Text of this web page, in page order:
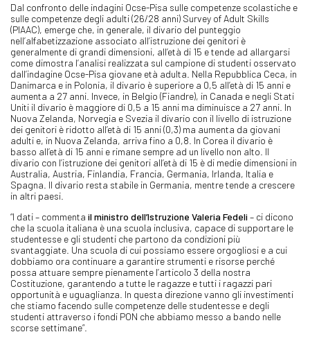
Dal confronto delle indagini Ocse-Pisa sulle competenze scolastiche e
sulle competenze degli adulti (26/28 anni) Survey of Adult Skills
(PIAAC), emerge che, in generale, il divario del punteggio
nell’alfabetizzazione associato all’istruzione dei genitori è
generalmente di grandi dimensioni, all’età di 15 e tende ad allargarsi
come dimostra l’analisi realizzata sul campione di studenti osservato
dall’indagine Ocse-Pisa giovane età adulta. Nella Repubblica Ceca, in
Danimarca e in Polonia, il divario è superiore a 0,5 all’età di 15 anni e
aumenta a 27 anni. Invece, in Belgio (Fiandre), in Canada e negli Stati
Uniti il divario è maggiore di 0,5 a 15 anni ma diminuisce a 27 anni. In
Nuova Zelanda, Norvegia e Svezia il divario con il livello di istruzione
dei genitori è ridotto all’età di 15 anni (0,3) ma aumenta da giovani
adulti e, in Nuova Zelanda, arriva fino a 0,8. In Corea il divario è
basso all’età di 15 anni e rimane sempre ad un livello non alto. Il
divario con l’istruzione dei genitori all’età di 15 è di medie dimensioni in
Australia, Austria, Finlandia, Francia, Germania, Irlanda, Italia e
Spagna. Il divario resta stabile in Germania, mentre tende a crescere
in altri paesi.
“I dati – commenta il ministro dell’Istruzione Valeria Fedeli– ci dicono
che la scuola italiana è una scuola inclusiva, capace di supportare le
studentesse e gli studenti che partono da condizioni più
svantaggiate. Una scuola di cui possiamo essere orgogliosi e a cui
dobbiamo ora continuare a garantire strumenti e risorse perché
possa attuare sempre pienamente l’articolo 3 della nostra
Costituzione, garantendo a tutte le ragazze e tutti i ragazzi pari
opportunità e uguaglianza. In questa direzione vanno gli investimenti
che stiamo facendo sulle competenze delle studentesse e degli
studenti attraverso i fondi PON che abbiamo messo a bando nelle
scorse settimane”.